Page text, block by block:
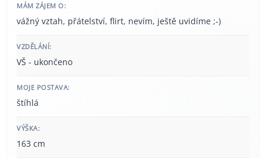
MÁM ZÁJEM O:
vážný vztah, přátelství, flirt, nevím, ještě uvidíme ;-)
VZDĚLÁNÍ:
VŠ - ukončeno
MOJE POSTAVA:
štíhlá
VÝŠKA:
163 cm